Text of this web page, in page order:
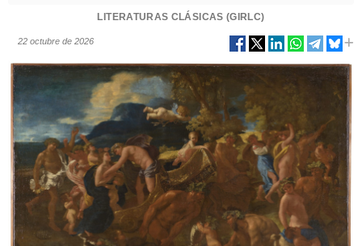
LITERATURAS CLÁSICAS (GIRLC)
22 octubre de 2026